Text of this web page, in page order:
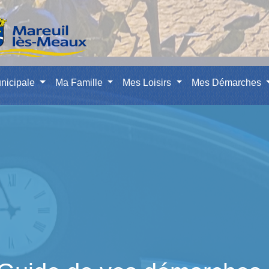
Ma Famille Mes Loisirs Mes Démarches